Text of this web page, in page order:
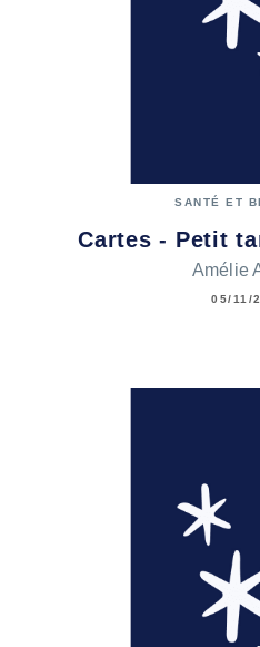
SANTÉ ET
Cartes - Petit
Amélie
05/11/